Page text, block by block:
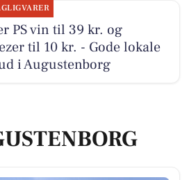
PS vin til 39 kr. og
til 10 kr. - Gode lokale
i Augustenborg